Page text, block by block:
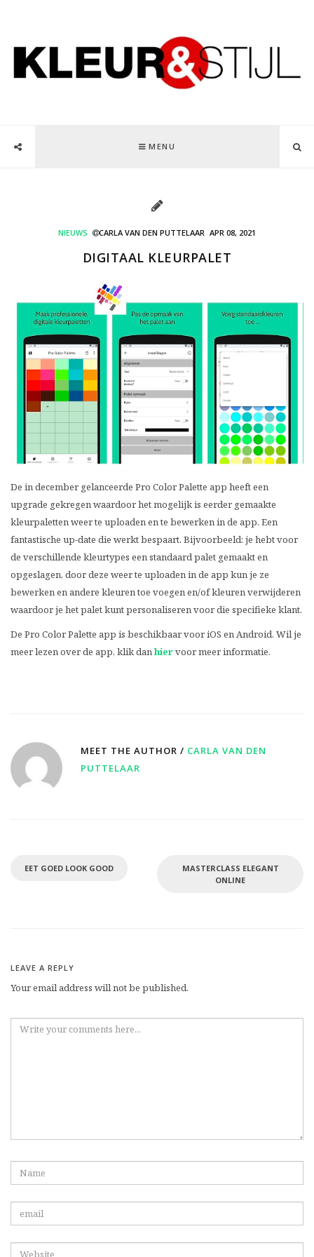
MENU
NIEUWS CARLA VAN DEN PUTTELAAR APR 08, 2021
DIGITAAL KLEURPALET
De in december gelanceerde Pro Color Palette app heeft een
upgrade gekregen waardoor het mogelijk is eerder gemaakte
kleurpaletten weer te uploaden en te bewerken in de app. Een
fantastische up-date die werkt bespaart. Bijvoorbeeld: je hebt voor
de verschillende kleurtypes een standaard palet gemaakt en
opgeslagen, door deze weer te uploaden in de app kun je ze
bewerken en andere kleuren toe voegen en/of kleuren verwijderen
waardoor je het palet kunt personaliseren voor die specifieke klant.
De Pro Color Palette app is beschikbaar voor iOS en Android. Wil je
meer lezen over de app, klik danhiervoor meer informatie.
MEET THE AUTHOR / CARLA VAN DEN
PUTTELAAR
EET GOED LOOK GOOD
MASTERCLASS ELEGANT
ONLINE
LEAVE A REPLY
Your email address will not be published.